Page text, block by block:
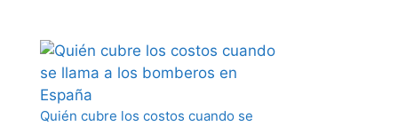
Quién cubre los costos cuando se